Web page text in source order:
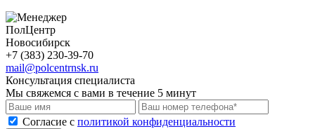
ПолЦентр
Новосибирск
+7 (383) 230-39-70
mail@polcentrnsk.ru
Консультация специалиста
Мы свяжемся с вами в течение 5 минут
Cогласие с политикой конфиденциальности